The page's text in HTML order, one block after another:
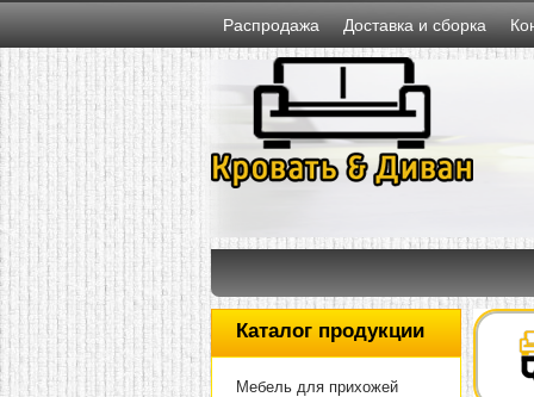
Распродажа Доставка и сборка
Каталог продукции
Мебель для прихожей